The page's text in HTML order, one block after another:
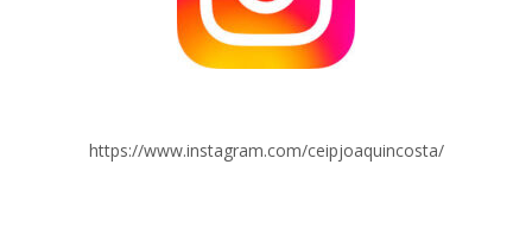
https://www.instagram.com/ceipjoaquincosta/